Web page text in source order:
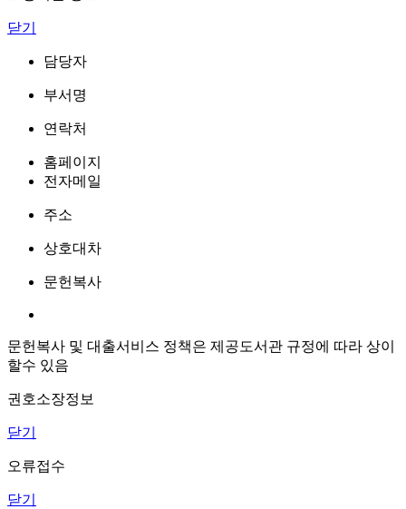
닫기
담당자
부서명
연락처
홈페이지
전자메일
주소
상호대차
문헌복사
문헌복사 및 대출서비스 정책은 제공도서관 규정에 따라 상이
할수 있음
권호소장정보
닫기
오류접수
닫기